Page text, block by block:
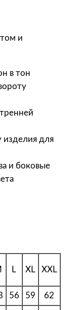
и
в тон
изделия для
и боковые
L XL XXL
56 59 62